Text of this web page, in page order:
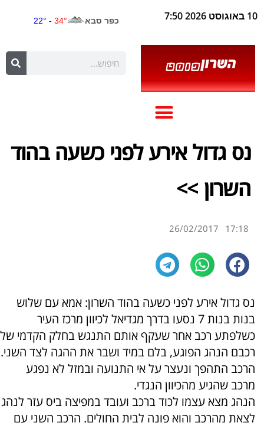
10 באוגוסט 2026 7:50
נס גדול אירע לפני כשעה בהוד
השרון >>
17:18
26/02/2017
נס גדול אירע לפני כשעה בהוד השרון: אמא עם שלוש
בנות בנות 7 נסעו בדרך מגדיאל לכיוון מרכז העיר
כשלפתע רכב אחר שעקף אותם התנגש בחלק הקדמי של
רכבם הנהג הפוגע, בלם במיד ושבר את ההגה לצד השני.
הרכב התהפך ונעצר על אי התנועה ובמזל לא נפגע
מרכב שהגיע מהכיוון הנגדי.
הנהג מצא עצמו לכוד ברכב ועובד במפיצה ביס עזר לנהג
לצאת מהרכב והוא פונה לבית החולים. הרכב השני עם